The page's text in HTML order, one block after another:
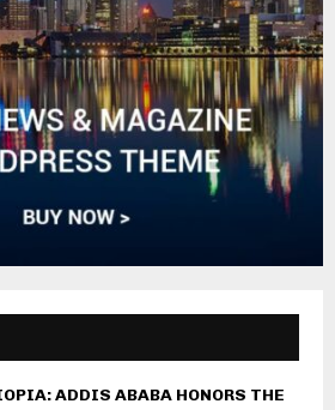
ADDIS ABABA HONORS THE